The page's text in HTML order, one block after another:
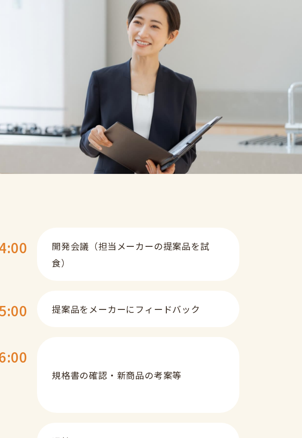
開発会議（担当メーカーの提案品を試
食）
提案品をメーカーにフィードバック
規格書の確認・新商品の考案等